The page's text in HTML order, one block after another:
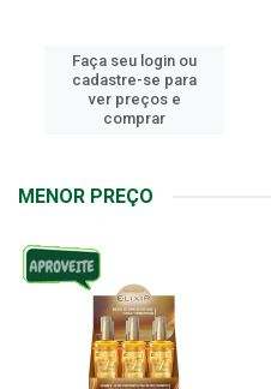
Faça seu login ou
cadastre-se para
ver preços e
comprar
MENOR PREÇO